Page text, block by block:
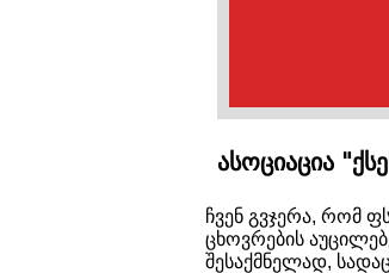
ასოციაცია
ჩვენ გვჯერა, რომ
ცხოვრების
შესაქმნელად,